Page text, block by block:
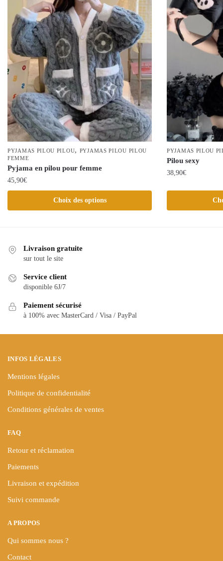
PYJAMAS PILOU PILOU, PYJAMAS PILOU PILOU
FEMME
Pyjama en pilou pour femme
45,90€
Choix des options
produit
variations.
peuvent
choisies
PYJAMAS PILOU
Pilou sexy
38,90€
Ce
page
Livraison gratuite
sur tout le site
Service client
disponible 6J/7
Paiement sécurisé
à 100% avec MasterCard / Visa / PayPal
INFOS LÉGALES
Mentions légales
Politique de confidentialité
Conditions générales de ventes
FAQ
Retour et réclamation
Paiements
Livraison et expédition
Suivi commande
A PROPOS
Qui sommes nous ?
Contact